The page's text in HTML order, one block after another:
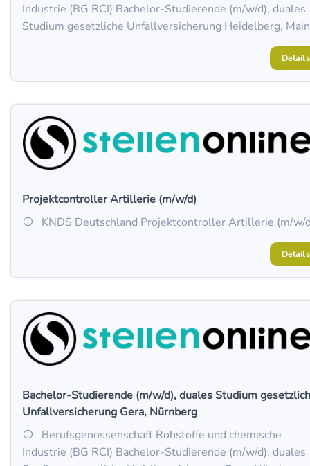
Industrie (BG RCI) Bachelor-Studierende (m/w/d), duales
Studium gesetzliche Unfallversicherung Heidelberg,
Details
Projektcontroller Artillerie (m/w/d)
KNDS Deutschland Projektcontroller Artillerie (m/w/
Details
Bachelor-Studierende (m/w/d), duales Studium
Unfallversicherung Gera, Nürnberg
Berufsgenossenschaft Rohstoffe und chemische
Industrie (BG RCI) Bachelor-Studierende (m/w/d), duales